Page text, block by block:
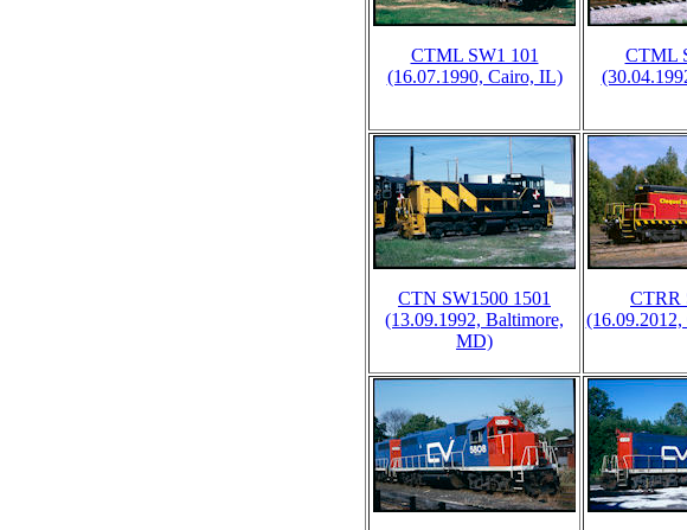
CTML SW1 101
(16.07.1990, Cairo, IL)
CTML
CTN SW1500 1501
(13.09.1992, Baltimore,
MD)
CTRR